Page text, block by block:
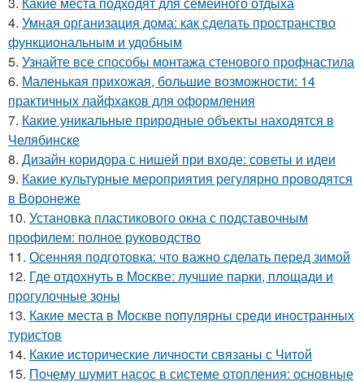
4. Умная организация дома: как сделать пространство
функциональным и удобным
5. Узнайте все способы монтажа стенового профнастила
6. Маленькая прихожая, большие возможности: 14
практичных лайфхаков для оформления
7. Какие уникальные природные объекты находятся в
Челябинске
8. Дизайн коридора с нишей при входе: советы и идеи
9. Какие культурные мероприятия регулярно проводятся
в Воронеже
10. Установка пластикового окна с подставочным
профилем: полное руководство
11. Осенняя подготовка: что важно сделать перед зимой
12. Где отдохнуть в Москве: лучшие парки, площади и
прогулочные зоны
13. Какие места в Москве популярны среди иностранных
туристов
14. Какие исторические личности связаны с Читой
15. Почему шумит насос в системе отопления: основные